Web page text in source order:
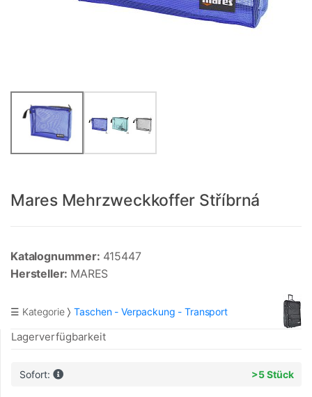
Mares Mehrzweckkoffer Stříbrná
Katalognummer: 415447
Hersteller: MARES
☰ Kategorie Taschen - Verpackung - Transport
Lagerverfügbarkeit
Sofort: >5 Stück